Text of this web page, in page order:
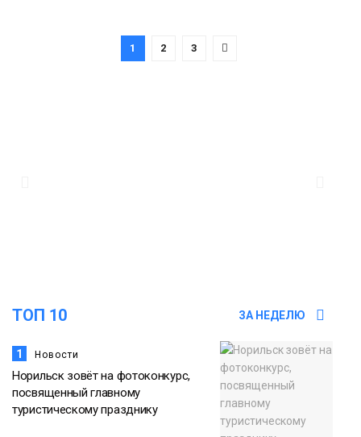
1 2 3
ТОП 10 ЗА НЕДЕЛЮ
1 Новости
Норильск зовёт на фотоконкурс,
посвященный главному
туристическому празднику